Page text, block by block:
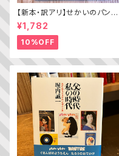
【新本・訳アリ】せかいのパン
ちきゅうのパン（普及版 かこさ
¥1,782
10%OFF